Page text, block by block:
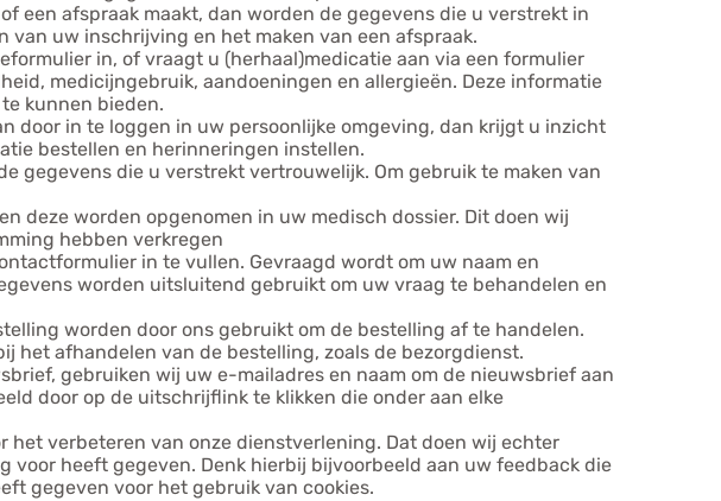
een afspraak maakt, dan worden de gegevens die u verstrekt in
uw inschrijving en het maken van een afspraak.
in, of vraagt u (herhaal)medicatie aan via een formulier
medicijngebruik, aandoeningen en allergieën. Deze informatie
kunnen bieden.
door in te loggen in uw persoonlijke omgeving, dan krijgt u inzicht
bestellen en herinneringen instellen.
gegevens die u verstrekt vertrouwelijk. Om gebruik te maken van
deze worden opgenomen in uw medisch dossier. Dit doen wij
hebben verkregen
in te vullen. Gevraagd wordt om uw naam en
worden uitsluitend gebruikt om uw vraag te behandelen en
worden door ons gebruikt om de bestelling af te handelen.
het afhandelen van de bestelling, zoals de bezorgdienst.
gebruiken wij uw e-mailadres en naam om de nieuwsbrief aan
door op de uitschrijflink te klikken die onder aan elke
het verbeteren van onze dienstverlening. Dat doen wij echter
heeft gegeven. Denk hierbij bijvoorbeeld aan uw feedback die
gegeven voor het gebruik van cookies.